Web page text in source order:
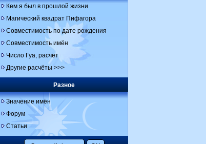
Кем я был в прошлой жизни
Магический квадрат Пифагора
Совместимость по дате рождения
Совместимость имён
Число Гуа, расчёт
Другие расчёты >>>
Разное
Значение имён
Форум
Статьи